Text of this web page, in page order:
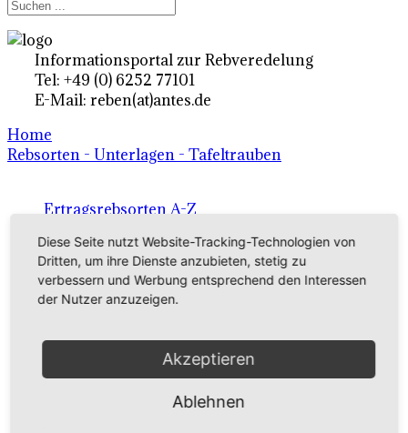
Informationsportal zur Rebveredelung
Tel: +49 (0) 6252 77101
E-Mail: reben(at)antes.de
Home
Rebsorten - Unterlagen - Tafeltrauben
Ertragsrebsorten A-Z
in Deutschland
Rebsorten international
Diese Seite nutzt Website-Tracking-Technologien von
Dritten, um ihre Dienste anzubieten, stetig zu
verbessern und Werbung entsprechend den Interessen
der Nutzer anzuzeigen.
Akzeptieren
Ablehnen